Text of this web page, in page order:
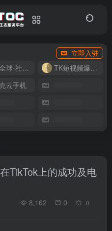
立即入驻
智媒全球-社媒管理平台
TK短视频爆款复刻
云手机
TikTok上的成功及电
8,162 0 0